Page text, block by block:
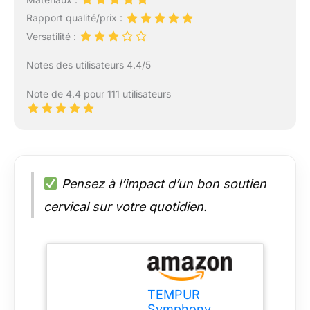
Rapport qualité/prix :
Versatilité :
Notes des utilisateurs 4.4/5
Note de 4.4 pour 111 utilisateurs
Pensez à l’impact d’un bon soutien
cervical sur votre quotidien.
TEMPUR